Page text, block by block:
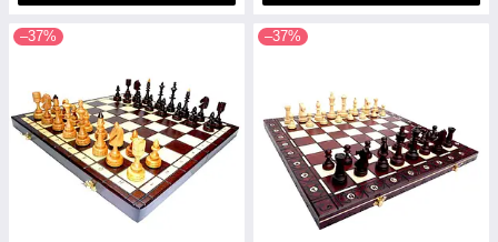
–37% –37%